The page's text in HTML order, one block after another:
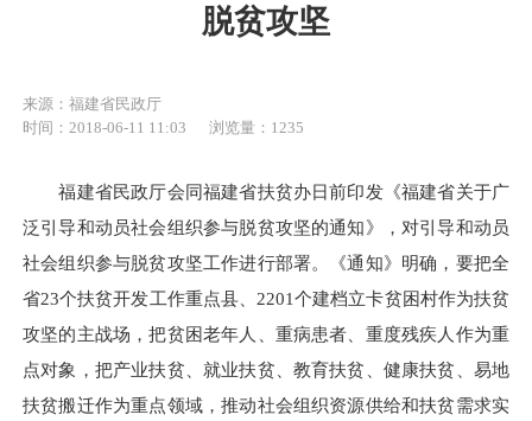
脱贫攻坚
来源：福建省民政厅
时间：2018-06-11 11:03
浏览量：1235
福建省民政厅会同福建省扶贫办日前印发《福建省关于广
泛引导和动员社会组织参与脱贫攻坚的通知》，对引导和动员
社会组织参与脱贫攻坚工作进行部署。《通知》明确，要把全
省23个扶贫开发工作重点县、2201个建档立卡贫困村作为扶贫
攻坚的主战场，把贫困老年人、重病患者、重度残疾人作为重
点对象，把产业扶贫、就业扶贫、教育扶贫、健康扶贫、易地
扶贫搬迁作为重点领域，推动社会组织资源供给和扶贫需求实